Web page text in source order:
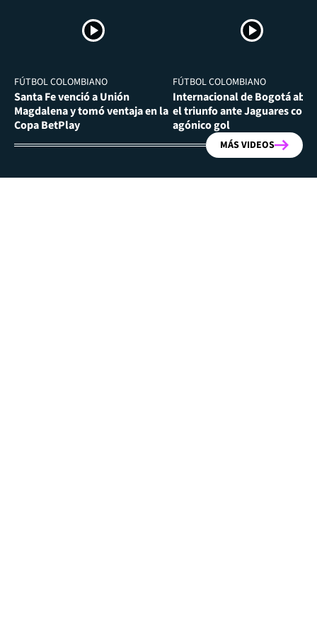
FÚTBOL COLOMBIANO
Santa Fe venció a Unión
Magdalena y tomó ventaja en la
Copa BetPlay
FÚTBOL COLOMBIANO
Internacional de Bogotá
el triunfo ante Jaguares con
agónico gol
MÁS VIDEOS